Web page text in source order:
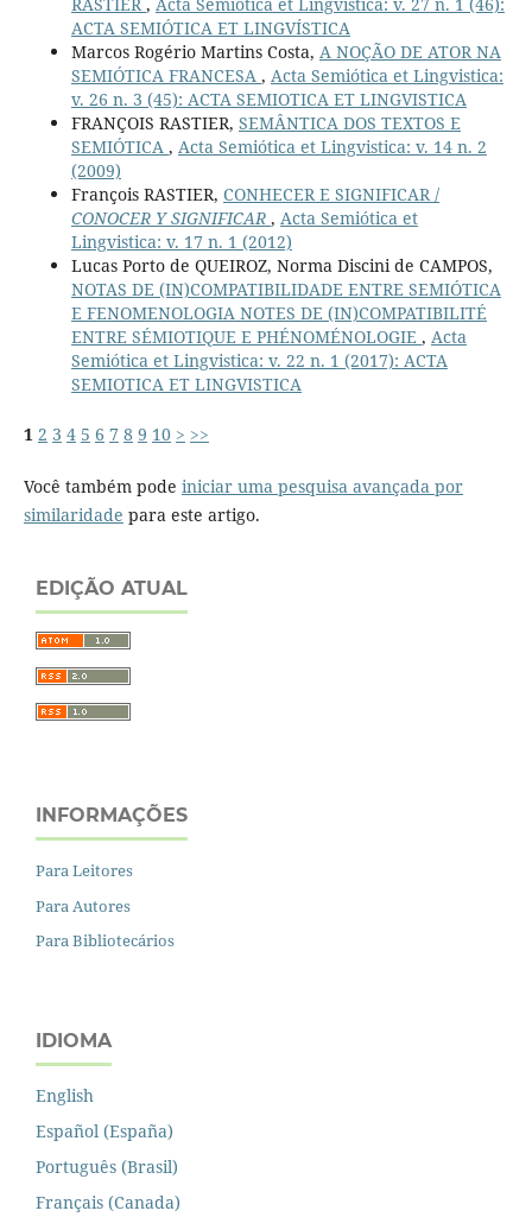
ACTA SEMIÓTICA ET LINGVÍSTICA
Marcos Rogério Martins Costa, A NOÇÃO DE ATOR NA
SEMIÓTICA FRANCESA , Acta Semiótica et Lingvistica:
v. 26 n. 3 (45): ACTA SEMIOTICA ET LINGVISTICA
FRANÇOIS RASTIER, SEMÂNTICA DOS TEXTOS E
SEMIÓTICA , Acta Semiótica et Lingvistica: v. 14 n. 2
(2009)
François RASTIER, CONHECER E SIGNIFICAR /
CONOCER Y SIGNIFICAR , Acta Semiótica et
Lingvistica: v. 17 n. 1 (2012)
Lucas Porto de QUEIROZ, Norma Discini de CAMPOS,
NOTAS DE (IN)COMPATIBILIDADE ENTRE SEMIÓTICA
E FENOMENOLOGIA NOTES DE (IN)COMPATIBILITÉ
ENTRE SÉMIOTIQUE E PHÉNOMÉNOLOGIE , Acta
Semiótica et Lingvistica: v. 22 n. 1 (2017): ACTA
SEMIOTICA ET LINGVISTICA
1 2 3 4 5 6 7 8 9 10 > >>
Você também pode iniciar uma pesquisa avançada por
similaridade para este artigo.
EDIÇÃO ATUAL
INFORMAÇÕES
Para Leitores
Para Autores
Para Bibliotecários
IDIOMA
English
Español (España)
Português (Brasil)
Français (Canada)